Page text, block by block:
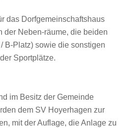
das Dorfgemeinschaftshaus
der Neben-räume, die beiden
B-Platz) sowie die sonstigen
Sportplätze.
im Besitz der Gemeinde
dem SV Hoyerhagen zur
mit der Auflage, die Anlage zu